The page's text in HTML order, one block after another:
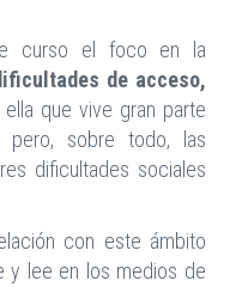
curso el foco en la
de acceso,
ella que vive gran parte
pero, sobre todo, las
dificultades sociales
con este ámbito
y lee en los medios de